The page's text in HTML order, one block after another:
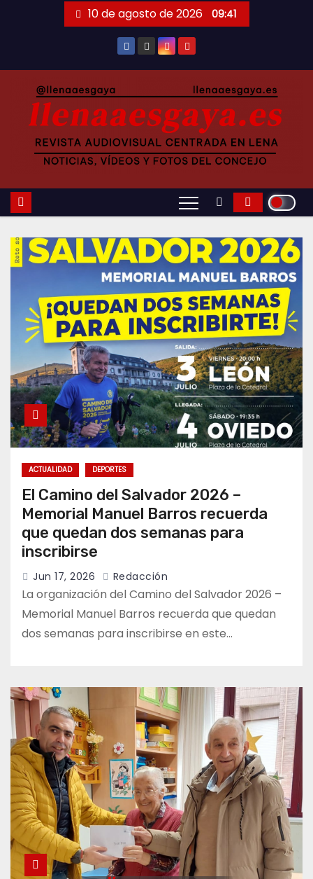
10 de agosto de 2026 09:41
ACTUALIDAD DEPORTES
El Camino del Salvador 2026 –
Memorial Manuel Barros recuerda
que quedan dos semanas para
inscribirse
Jun 17, 2026 Redacción
La organización del Camino del Salvador 2026 –
Memorial Manuel Barros recuerda que quedan
dos semanas para inscribirse en este…